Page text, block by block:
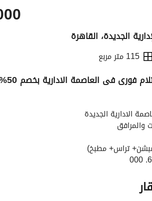
الجديدة، القاهرة
115 متر مربع
والمؤشرات الموقع
والمرافق